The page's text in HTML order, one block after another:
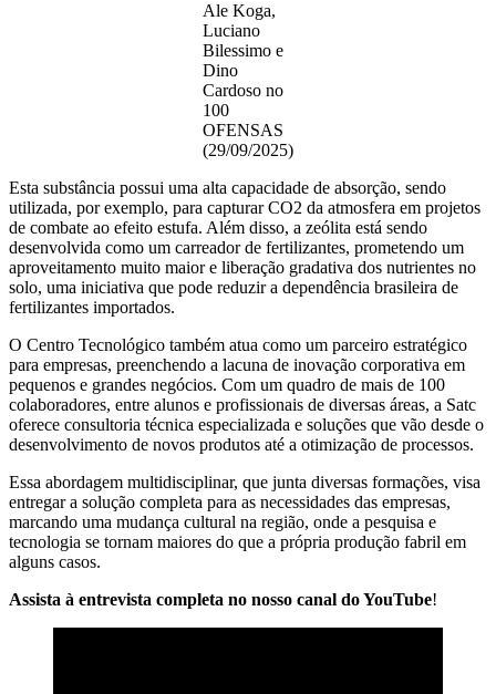
Ale Koga,
Luciano
Bilessimo e
Dino
Cardoso no
100
OFENSAS
(29/09/2025)
Esta substância possui uma alta capacidade de absorção, sendo
utilizada, por exemplo, para capturar CO2​ da atmosfera em projetos
de combate ao efeito estufa. Além disso, a zeólita está sendo
desenvolvida como um carreador de fertilizantes, prometendo um
aproveitamento muito maior e liberação gradativa dos nutrientes no
solo, uma iniciativa que pode reduzir a dependência brasileira de
fertilizantes importados.
O Centro Tecnológico também atua como um parceiro estratégico
para empresas, preenchendo a lacuna de inovação corporativa em
pequenos e grandes negócios. Com um quadro de mais de 100
colaboradores, entre alunos e profissionais de diversas áreas, a Satc
oferece consultoria técnica especializada e soluções que vão desde o
desenvolvimento de novos produtos até a otimização de processos.
Essa abordagem multidisciplinar, que junta diversas formações, visa
entregar a solução completa para as necessidades das empresas,
marcando uma mudança cultural na região, onde a pesquisa e
tecnologia se tornam maiores do que a própria produção fabril em
alguns casos.
Assista à entrevista completa no nosso canal do YouTube!